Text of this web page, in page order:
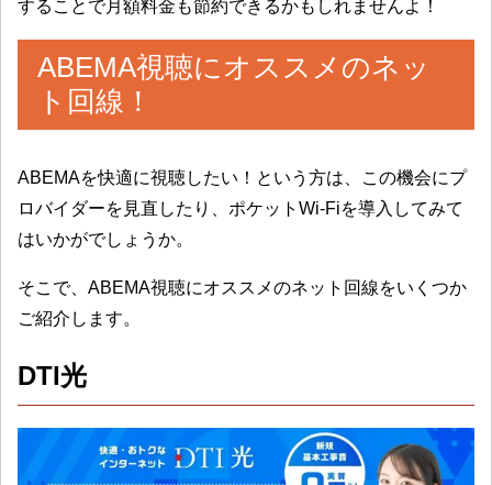
することで月額料金も節約できるかもしれませんよ！
ABEMA視聴にオススメのネッ
ト回線！
ABEMAを快適に視聴したい！という方は、この機会にプ
ロバイダーを見直したり、ポケットWi-Fiを導入してみて
はいかがでしょうか。
そこで、ABEMA視聴にオススメのネット回線をいくつか
ご紹介します。
DTI光